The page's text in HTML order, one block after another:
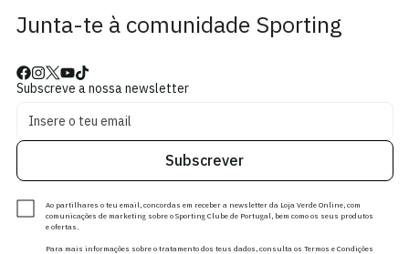
Junta-te à comunidade Sporting
Subscreve a nossa newsletter
Subscrever
Ao partilhares o teu email, concordas em receber a newsletter da Loja Verde Online, com
comunicações de marketing sobre o Sporting Clube de Portugal, bem como os seus produtos
e ofertas.
Para mais informações sobre o tratamento dos teus dados, consulta os Termos e Condições